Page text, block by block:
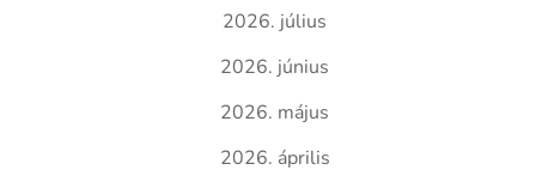
2026. július
2026. június
2026. május
2026. április